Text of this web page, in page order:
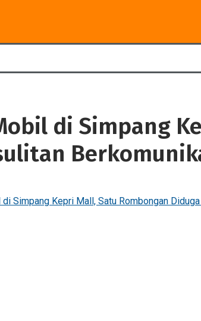
di Simpang